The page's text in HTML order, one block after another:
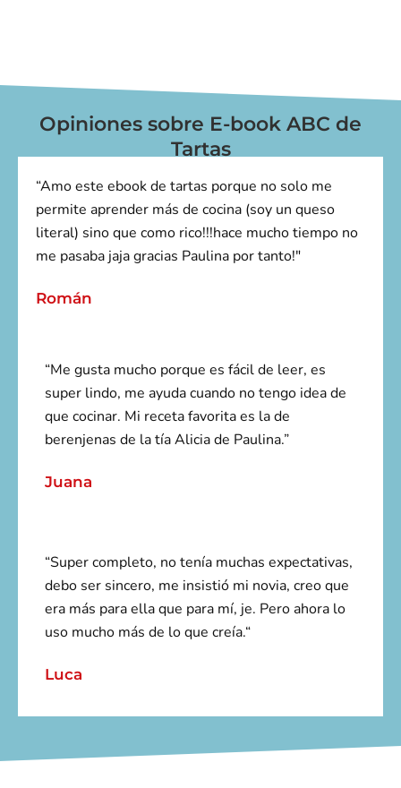
Opiniones sobre E-book ABC de
Tartas
“Amo este ebook de tartas porque no solo me
permite aprender más de cocina (soy un queso
literal) sino que como rico!!!hace mucho tiempo no
me pasaba jaja gracias Paulina por tanto!"
Román
“Me gusta mucho porque es fácil de leer, es
super lindo, me ayuda cuando no tengo idea de
que cocinar. Mi receta favorita es la de
berenjenas de la tía Alicia de Paulina.”
Juana
“Super completo, no tenía muchas expectativas,
debo ser sincero, me insistió mi novia, creo que
era más para ella que para mí, je. Pero ahora lo
uso mucho más de lo que creía.“
Luca